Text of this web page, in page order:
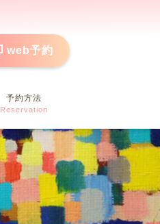
web予約
予約方法
Reservation